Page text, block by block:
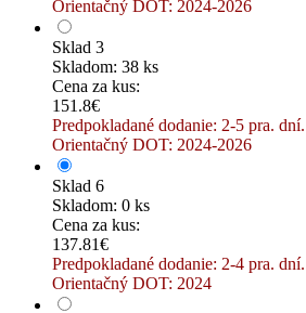
Orientačný DOT: 2024-2026
Sklad 3
Skladom: 38 ks
Cena za kus:
151.8€
Predpokladané dodanie: 2-5 pra. dní.
Orientačný DOT: 2024-2026
Sklad 6
Skladom: 0 ks
Cena za kus:
137.81€
Predpokladané dodanie: 2-4 pra. dní.
Orientačný DOT: 2024